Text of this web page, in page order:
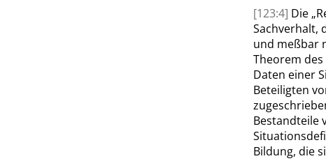
[123:4] Die „
Sachverhalt,
und meßbar
Theorem
Daten einer
Beteiligten
Bestandteile
Bildung, die